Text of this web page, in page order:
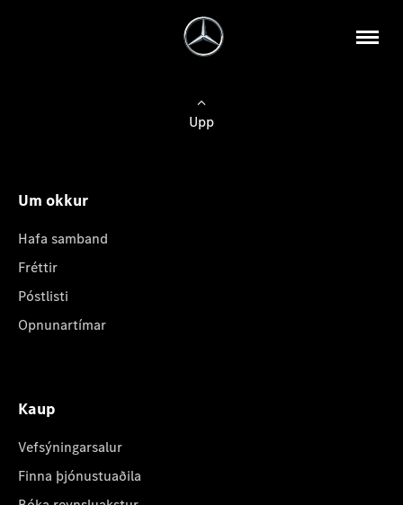
Upp
Um okkur
Hafa samband
Fréttir
Póstlisti
Opnunartímar
Kaup
Vefsýningarsalur
Finna þjónustuaðila